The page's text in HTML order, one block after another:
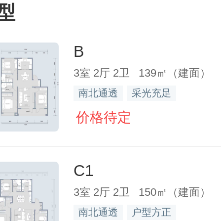
B
3室 2厅 2卫 139㎡（建面）
南北通透 采光充足
价格待定
C1
3室 2厅 2卫 150㎡（建面）
南北通透 户型方正